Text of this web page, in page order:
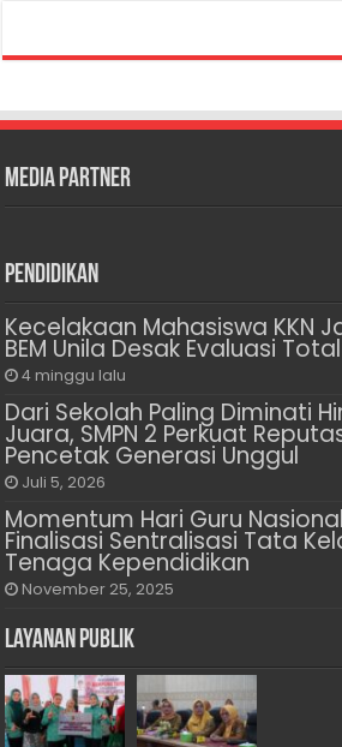
Media Partner
Pendidikan
Kecelakaan Mahasiswa KKN
BEM Unila Desak Evaluasi Total
4 minggu lalu
Dari Sekolah Paling Diminati
Juara, SMPN 2 Perkuat
Pencetak Generasi Unggul
Juli 5, 2026
Momentum Hari Guru
Finalisasi Sentralisasi Tata
Tenaga Kependidikan
November 25, 2025
Layanan Publik